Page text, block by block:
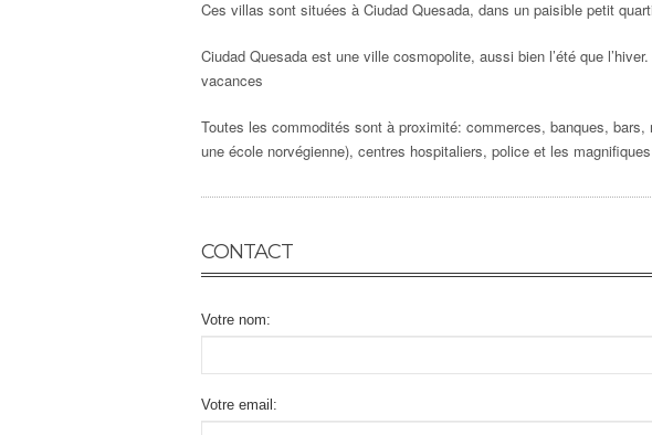
Ces villas sont situées à Ciudad Quesada, dans un paisible petit
Ciudad Quesada est une ville cosmopolite, aussi bien l’été que
vacances
Toutes les commodités sont à proximité: commerces, banques,
une école norvégienne), centres hospitaliers, police et les
CONTACT
Votre nom:
Votre email: